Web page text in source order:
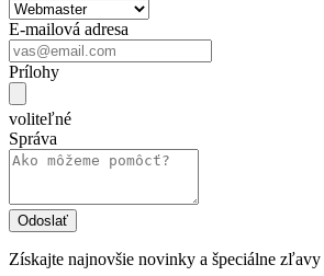
E-mailová adresa
Prílohy
voliteľné
Správa
Získajte najnovšie novinky a špeciálne zľavy